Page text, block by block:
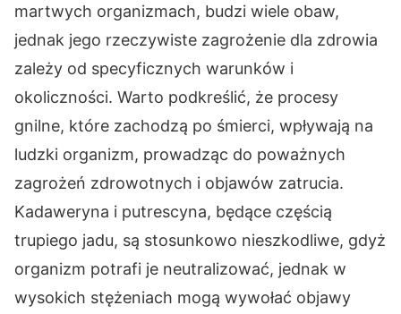
martwych organizmach, budzi wiele obaw,
jednak jego rzeczywiste zagrożenie dla zdrowia
zależy od specyficznych warunków i
okoliczności. Warto podkreślić, że procesy
gnilne, które zachodzą po śmierci, wpływają na
ludzki organizm, prowadząc do poważnych
zagrożeń zdrowotnych i objawów zatrucia.
Kadaweryna i putrescyna, będące częścią
trupiego jadu, są stosunkowo nieszkodliwe, gdyż
organizm potrafi je neutralizować, jednak w
wysokich stężeniach mogą wywołać objawy